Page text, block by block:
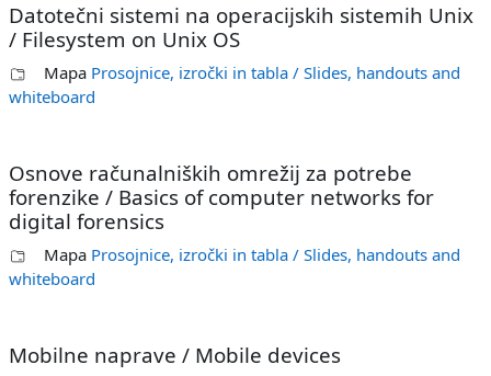
Datotečni sistemi na operacijskih sistemih Unix
/ Filesystem on Unix OS
Mapa Prosojnice, izročki in tabla / Slides, handouts and
whiteboard
Osnove računalniških omrežij za potrebe
forenzike / Basics of computer networks for
digital forensics
Mapa Prosojnice, izročki in tabla / Slides, handouts and
whiteboard
Mobilne naprave / Mobile devices